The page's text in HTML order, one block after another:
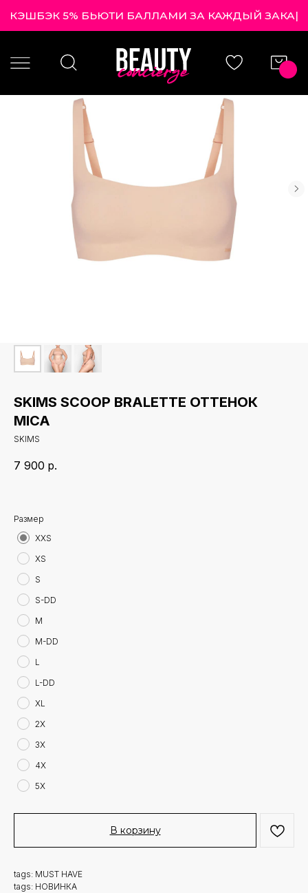
КЭШБЭК 5% БЬЮТИ БАЛЛАМИ ЗА КАЖДЫЙ З
SKIMS SCOOP BRALETTE ОТТЕНОК
MICA
SKIMS
7 900 р.
Размер
XXS
XS
S
S-DD
M
M-DD
L
L-DD
XL
2X
3X
4X
5X
В корзину
tags: MUST HAVE
tags: НОВИНКА